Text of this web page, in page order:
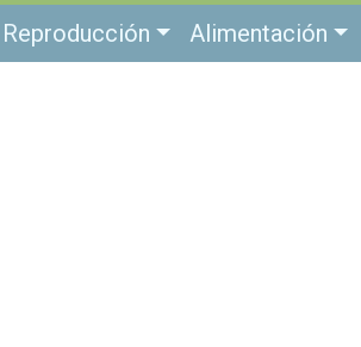
Reproducción Alimentación